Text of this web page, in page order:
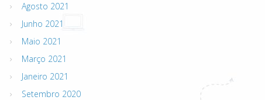
Agosto 2021
Junho 2021
Maio 2021
Março 2021
Janeiro 2021
Setembro 2020